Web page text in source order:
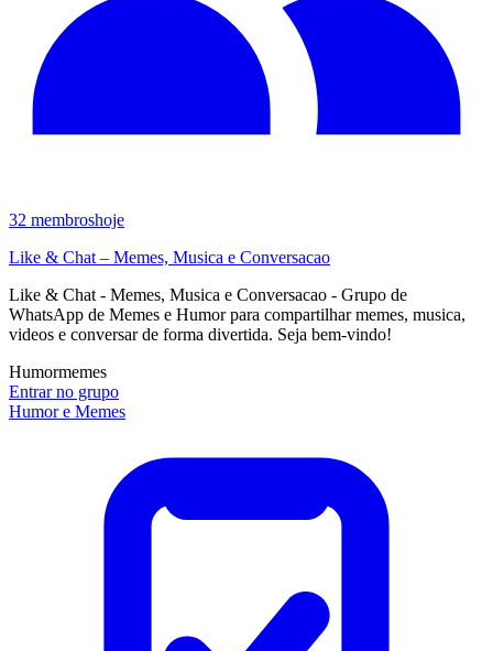
32 membroshoje
Like & Chat – Memes, Musica e Conversacao
Like & Chat - Memes, Musica e Conversacao - Grupo de
WhatsApp de Memes e Humor para compartilhar memes, musica,
videos e conversar de forma divertida. Seja bem-vindo!
Humormemes
Entrar no grupo
Humor e Memes